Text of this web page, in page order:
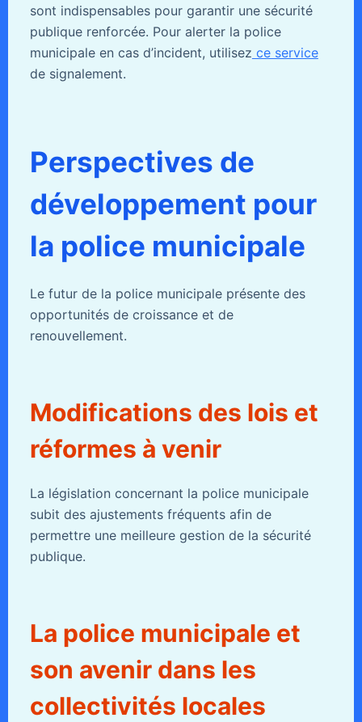
sont indispensables pour garantir une sécurité
publique renforcée. Pour alerter la police
municipale en cas d’incident, utilisez ce service
de signalement.
Perspectives de
développement pour
la police municipale
Le futur de la police municipale présente des
opportunités de croissance et de
renouvellement.
Modifications des lois et
réformes à venir
La législation concernant la police municipale
subit des ajustements fréquents afin de
permettre une meilleure gestion de la sécurité
publique.
La police municipale et
son avenir dans les
collectivités locales